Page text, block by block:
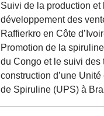
Suivi de la production et
développement des
Raffierkro en Côte
Promotion de la
du Congo et le suivi des
construction d’une
de Spiruline (UPS) à